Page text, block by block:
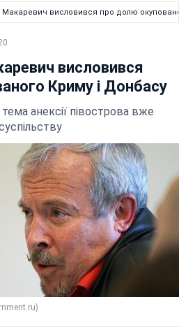
Макаревич висловився про долю
висловився
Криму і Донбасу
анексії півострова вже